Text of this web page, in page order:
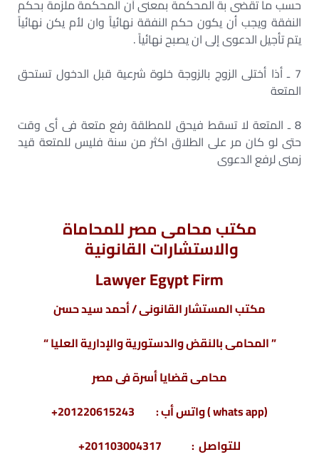
حسب ما تقضى بة المحكمة بمعنى أن المحكمة ملزمة بحكم
النفقة ويجب أن يكون حكم النفقة نهائياً وان لأم يكن نهائياً
يتم تأجيل الدعوى إلى ان يصبح نهائياً .
7 ـ أذا أختلى الزوج بالزوجة خلوة شرعية قبل الدخول تستحق
المتعة
8 ـ المتعة لا تسقط فيحق للمطلقة رفع متعة فى أى وقت
حتى لو كان مر على الطلاق اكثر من سنة فليس للمتعة قيد
زمنى لرفع الدعوى
مكتب محامى مصر للمحاماة
والاستشارات القانونية
Lawyer Egypt Firm
مكتب المستشار القانونى / أحمد سيد حسن
” المحامى بالنقض والدستورية والإدارية العليا “
محامى قضايا أسرة فى مصر
(whats app ) واتس أب : 201220615243+
للتواصل : 201103004317+